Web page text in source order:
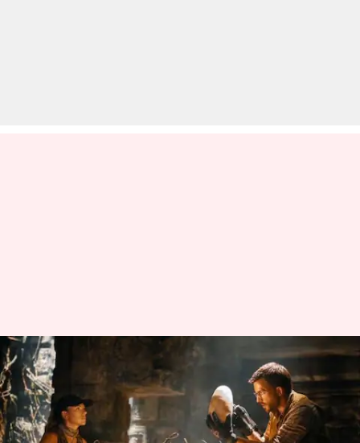
'ஜுராசிக் வேர்ல்ட் ரீபர்த்':
வெளியீட்டு தேதி,
கதைக்களம், நடிகர்கள்
விவரங்கள்